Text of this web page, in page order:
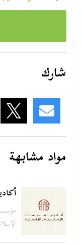
شارك
مواد مشابهة